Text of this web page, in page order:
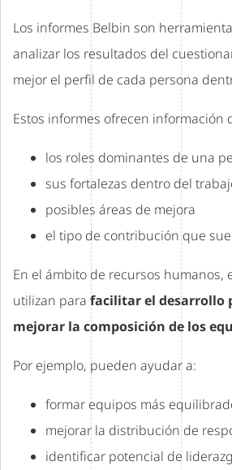
Los informes Belbin son
analizar los resultados del
mejor el perfil de cada persona
Estos informes ofrecen información
los roles dominantes de una
sus fortalezas dentro del
posibles áreas de mejora
el tipo de contribución que
En el ámbito de recursos humanos,
utilizan para facilitar el desarrollo
mejorar la composición de los
Por ejemplo, pueden ayudar a:
formar equipos más
mejorar la distribución de
identificar potencial de